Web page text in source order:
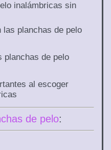
inalámbricas sin
las planchas de pelo
planchas de pelo
al escoger
de pelo: